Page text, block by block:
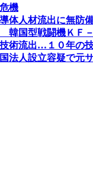
機
体人材流出に無防
韓国型戦闘機ＫＦ
術流出…１０年の
法人設立容疑で元